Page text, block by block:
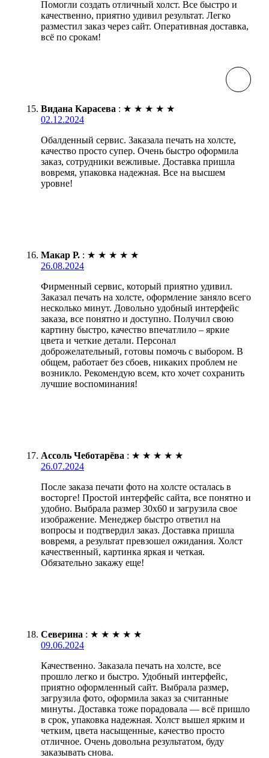
Помогли создать отличный холст. Все быстро и
качественно, приятно удивил результат. Легко
разместил заказ через сайт. Оперативная доставка,
всё по срокам!
Видана Карасева : ★ ★ ★ ★ ★
02.12.2024
Обалденный сервис. Заказала печать на холсте,
качество просто супер. Очень быстро оформила
заказ, сотрудники вежливые. Доставка пришла
вовремя, упаковка надежная. Все на высшем
уровне!
Макар Р. : ★ ★ ★ ★ ★
26.08.2024
Фирменный сервис, который приятно удивил.
Заказал печать на холсте, оформление заняло всего
несколько минут. Довольно удобный интерфейс
заказа, все понятно и доступно. Получил свою
картину быстро, качество впечатлило – яркие
цвета и четкие детали. Персонал
доброжелательный, готовы помочь с выбором. В
общем, работает без сбоев, никаких проблем не
возникло. Рекомендую всем, кто хочет сохранить
лучшие воспоминания!
Ассоль Чеботарёва : ★ ★ ★ ★ ★
26.07.2024
После заказа печати фото на холсте осталась в
восторге! Простой интерфейс сайта, все понятно и
удобно. Выбрала размер 30х60 и загрузила свое
изображение. Менеджер быстро ответил на
вопросы и подтвердил заказ. Доставка пришла
вовремя, а результат превзошел ожидания. Холст
качественный, картинка яркая и четкая.
Обязательно закажу еще!
Северина : ★ ★ ★ ★ ★
09.06.2024
Качественно. Заказала печать на холсте, все
прошло легко и быстро. Удобный интерфейс,
приятно оформленный сайт. Выбрала размер,
загрузила фото, оформила заказ за считанные
минуты. Доставка тоже порадовала — всё пришло
в срок, упаковка надежная. Холст вышел ярким и
четким, цвета насыщенные, качество просто
отличное. Очень довольна результатом, буду
заказывать снова.